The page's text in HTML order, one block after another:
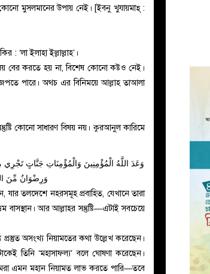
মুসলমানের উপায় নেই। [ইবনু খুযায়মাহ্ :
‘লা ইলাহা ইল্লাল্লাহ’।
করতে হয় না, বিশেষ কোনো কষ্টও নেই।
পারে। অথচ এর বিনিময়ে আল্লাহ তাআলা
কোনো সাধারণ বিষয় নয়। কুরআনুল কারিমে
وَعَدَ اللَّهُ الْمُؤْمِنِينَ وَالْمُؤْمِنَاتِ جَنَّاتٍ
وَرِضْوَانٌ مِّنَ
যার তলদেশে নহরসমূহ প্রবাহিত, যেখানে তারা
বাসস্থান। আর আল্লাহর সন্তুষ্টি—এটাই সবচেয়ে
অসংখ্য নিয়ামতের কথা উল্লেখ করেছেন।
তিনি ‘মহাসাফল্য’ বলে ঘোষণা করেছেন।
এমন মহান নিয়ামত লাভ করতে পারি—তবে